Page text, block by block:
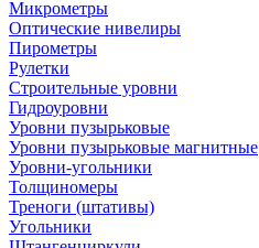
Микрометры
Оптические нивелиры
Пирометры
Рулетки
Строительные уровни
Гидроуровни
Уровни пузырьковые
Уровни пузырьковые магнитные
Уровни-угольники
Толщиномеры
Треноги (штативы)
Угольники